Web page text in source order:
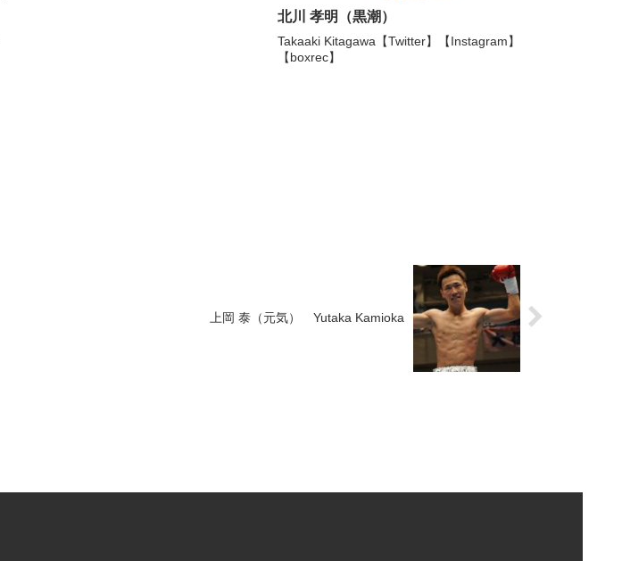
北川 孝明（黒潮）
Takaaki Kitagawa【Twitter】【Instagram】
【boxrec】
上岡 泰（元気） Yutaka Kamioka